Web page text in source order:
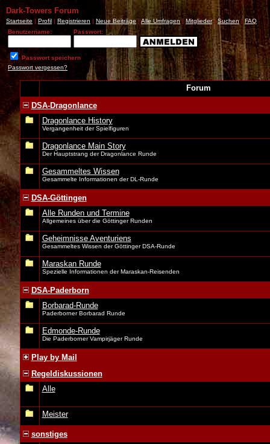
Dark-Towers Forum
Startseite | Profil | Registrieren | Neue Beiträge |Alle Umfragen | Mitglieder|Suchen| FAQ
Benutzername:
Passwort:
Passwort speichern
Passwort vergessen?
Forum
DSA-Dragonlance
Dragonlance History
Vergangenheit der Spielfiguren
Dragonlance Main Story
Der Hauptstrang der Dragonlance Runde
Gesammeltes Wissen
Gesammelte Informationen der DL-Runde
DSA-Göttingen
Alle Runden und Termine
Allgemeines über die Göttinger Runden
Geheimnisse Aventuriens
Gesammeltes Wissen der Göttinger DSA-Runde
Maraskan Runde
Spezielle Informationen der Maraskan-Reisenden
DSA-Paderborn
Borbarad-Runde
Paderborner Borbarad Runde
Edmonde-Runde
Die Paderborner Vampirjäger Runde
Play by Mail
Regeldiskussionen
Alle
Meister
sonstiges